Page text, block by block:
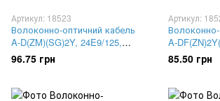
Артикул: 18523
Волоконно-оптичний кабель
A-D(ZM)(SG)2Y, 24E9/125,
SMF-28e, сталева броня, 2
стальные проволки, Corning
96.75 грн
Артикул:
A-
в двойной
HDPE/
85.50 грн